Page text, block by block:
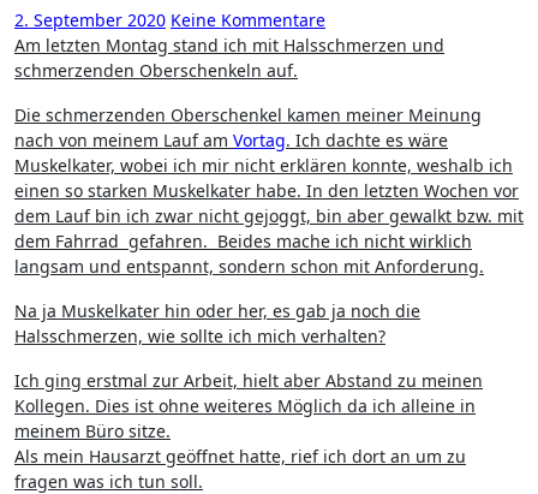
2. September 2020 Keine Kommentare
Am letzten Montag stand ich mit Halsschmerzen und
schmerzenden Oberschenkeln auf.
Die schmerzenden Oberschenkel kamen meiner Meinung
nach von meinem Lauf am Vortag. Ich dachte es wäre
Muskelkater, wobei ich mir nicht erklären konnte, weshalb ich
einen so starken Muskelkater habe. In den letzten Wochen vor
dem Lauf bin ich zwar nicht gejoggt, bin aber gewalkt bzw. mit
dem Fahrrad gefahren. Beides mache ich nicht wirklich
langsam und entspannt, sondern schon mit Anforderung.
Na ja Muskelkater hin oder her, es gab ja noch die
Halsschmerzen, wie sollte ich mich verhalten?
Ich ging erstmal zur Arbeit, hielt aber Abstand zu meinen
Kollegen. Dies ist ohne weiteres Möglich da ich alleine in
meinem Büro sitze.
Als mein Hausarzt geöffnet hatte, rief ich dort an um zu
fragen was ich tun soll.